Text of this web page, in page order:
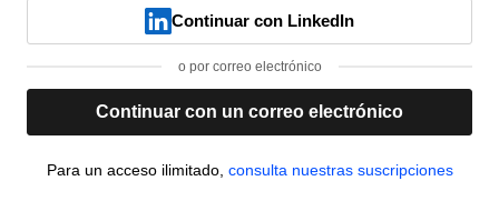
Continuar con LinkedIn
o por correo electrónico
Continuar con un correo electrónico
Para un acceso ilimitado, consulta nuestras suscripciones